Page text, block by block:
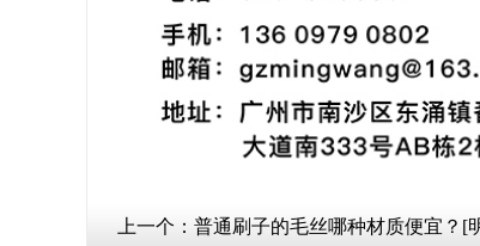
上一个： 普通刷子的毛丝哪种材质便宜？[